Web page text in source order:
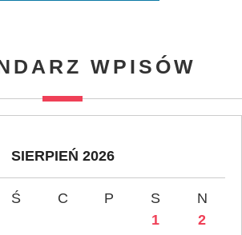
WPISÓW
SIERPIEŃ 2026
Ś C P S
N
1
2